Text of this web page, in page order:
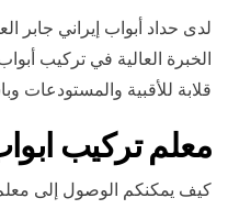
لدى حداد أبواب إيراني جابر
الخبرة العالية في تركيب
قلابة للأقبية والمستودعات
معلم تركيب
كيف يمكنكم الوصول إلى